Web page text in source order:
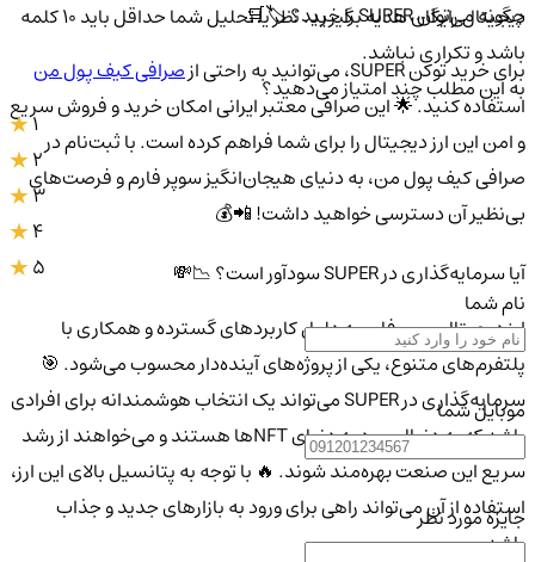
چگونه می‌توان SUPER را خرید؟ 🏷️🛒
برای خرید توکن SUPER، می‌توانید به راحتی از
صرافی کیف پول من
استفاده کنید. 🌟 این صرافی معتبر ایرانی امکان خرید و فروش سریع
و امن این ارز دیجیتال را برای شما فراهم کرده است. با ثبت‌نام در
صرافی کیف پول من، به دنیای هیجان‌انگیز سوپر فارم و فرصت‌های
بی‌نظیر آن دسترسی خواهید داشت! 📲💰
آیا سرمایه‌گذاری در SUPER سودآور است؟ 📉💸
ارز دیجیتال سوپر فارم به دلیل کاربردهای گسترده و همکاری با
پلتفرم‌های متنوع، یکی از پروژه‌های آینده‌دار محسوب می‌شود. 🎯
سرمایه‌گذاری در SUPER می‌تواند یک انتخاب هوشمندانه برای افرادی
باشد که به دنبال ورود به دنیای NFTها هستند و می‌خواهند از رشد
سریع این صنعت بهره‌مند شوند. 🔥 با توجه به پتانسیل بالای این ارز،
استفاده از آن می‌تواند راهی برای ورود به بازارهای جدید و جذاب
باشد.
دیجیتال رایگان هدیه بگیرید. نظر یا تحلیل شما حداقل باید ۱۰ کلمه
باشد و تکراری نباشد.
به این مطلب چند امتیاز می‌دهید؟
1
2
3
4
5
نام شما
موبایل شما
جایزه مورد نظر